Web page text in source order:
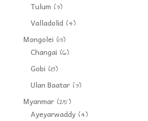
Tulum (3)
Valladolid(4)
Mongolei (13)
Changai (6)
Gobi (8)
Ulan Baatar(3)
Myanmar(25)
Ayeyarwaddy(4)